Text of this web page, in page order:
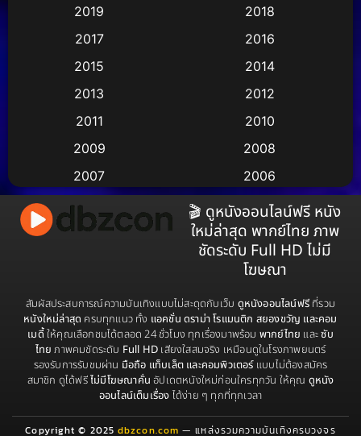
Based on a True Story สร้างจากเรื่องจริง (3)
Based on a True Story เรื่องจริง(38)
Based on a True Story เรื่องจริง(73)
Based on Novel(16)
Betrayal(1)
Biography(3)
Biography ชีวประวัติ
2019
2018
2017
2016
2015
2014
2013
2012
2011
2010
2009
2008
2007
2006
2005
2004
2003
2002
2000
1997
1996
1995
1994
1993
1992
1991
1990
1988
🎬 ดูหนังออนไลน์ฟรี หนัง
ใหม่ล่าสุด พากย์ไทย ภาพ
ชัดระดับ Full HD ไม่มี
โฆษณา
สัมผัสประสบการณ์ความบันเทิงแบบไม่สะดุดกับเว็บ ดูหนังออนไลน์ฟรีที่รวม
หนังใหม่ล่าสุด ครบทุกแนว ทั้ง แอคชั่น ดราม่า โรแมนติก สยองขวัญ และคอม
เมดี้ ให้คุณเลือกชมได้ตลอด 24 ชั่วโมง ทุกเรื่องมาพร้อม พากย์ไทย และซับ
ไทย ภาพคมชัดระดับ Full HD เสียงใสสมจริง เหมือนดูในโรงภาพยนตร์
รองรับการรับชมผ่าน มือถือ แท็บเล็ต และคอมพิวเตอร์แบบไม่ต้องสมัคร
สมาชิก ดูได้ฟรีไม่มีโฆษณาคั่น อัปเดตหนังใหม่ก่อนใครทุกวัน ให้คุณ ดูหนัง
ออนไลน์เต็มเรื่อง ได้ง่าย ๆ ทุกที่ทุกเวลา
Copyright © 2025dbzcon.com — แหล่งรวมความบันเทิงครบวงจร